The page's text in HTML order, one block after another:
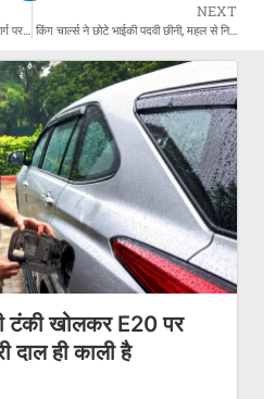
NEXT
किंग चार्ल्स ने छोटे भाईकी पदवी छीनी, महल से निकाला
टंकी खोलकर E20 पर
दाल ही काली है